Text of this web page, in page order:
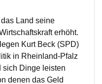
Land seine
erhöht.
Kurt Beck (SPD)
in Rheinland-Pfalz
sich Dinge leisten
denen das Geld